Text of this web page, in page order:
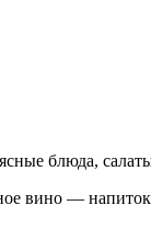
блюда,
вино —